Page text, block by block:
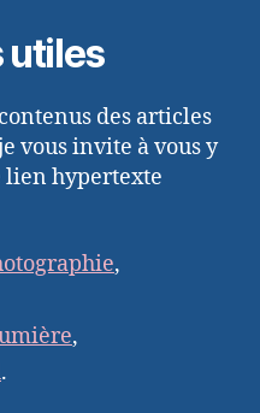
utiles
des articles
vous invite à vous y
hypertexte
,
,
.